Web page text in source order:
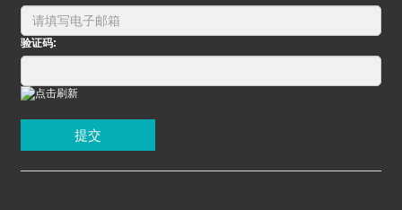
验证码:
提交